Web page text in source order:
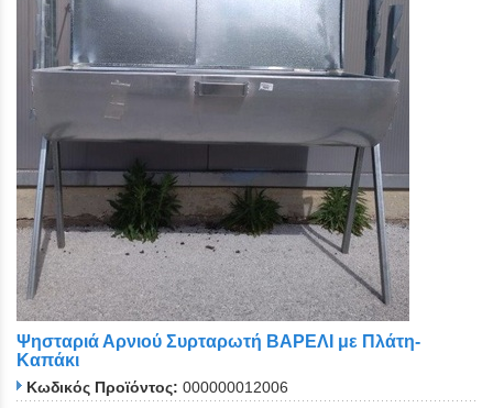
Ψησταριά Αρνιού Συρταρωτή ΒΑΡΕΛΙ με Πλάτη-
Καπάκι
Κωδικός Προϊόντος: 000000012006